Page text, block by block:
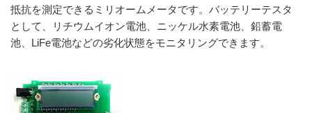
抵抗を測定できるミリオームメータです。バッテリーテスタ
として、リチウムイオン電池、ニッケル水素電池、鉛蓄電
池、LiFe電池などの劣化状態をモニタリングできます。